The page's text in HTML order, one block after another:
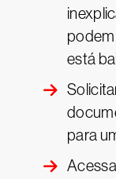
podem
está
para